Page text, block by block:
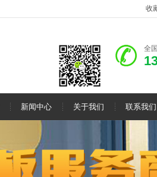
收
全
新闻中心 关于我们 联系我们